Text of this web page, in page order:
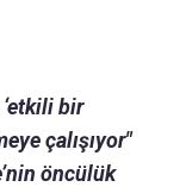
bir
çalışıyor"
öncülük